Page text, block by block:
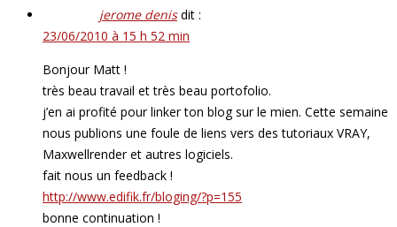
jerome denis dit :
23/06/2010 à 15 h 52 min
Bonjour Matt !
très beau travail et très beau portofolio.
j’en ai profité pour linker ton blog sur le mien. Cette semaine
nous publions une foule de liens vers des tutoriaux VRAY,
Maxwellrender et autres logiciels.
fait nous un feedback !
http://www.edifik.fr/bloging/?p=155
bonne continuation !